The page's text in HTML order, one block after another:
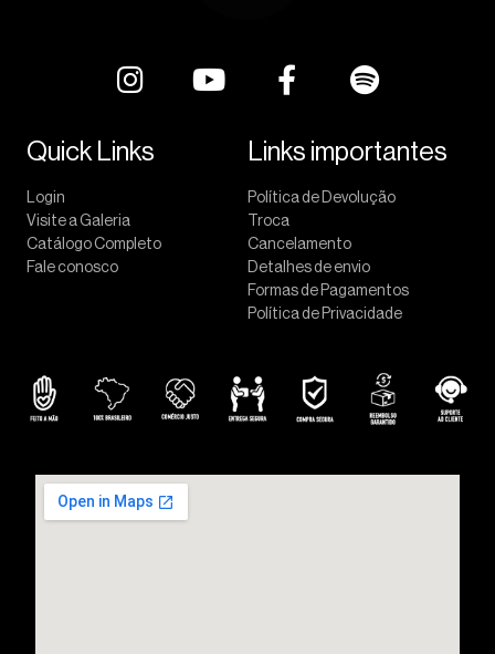
Quick Links
Login
Visite a Galeria
Catálogo Completo
Fale conosco
Links importantes
Política de Devolução
Troca
Cancelamento
Detalhes de envio
Formas de Pagamentos
Política de Privacidade